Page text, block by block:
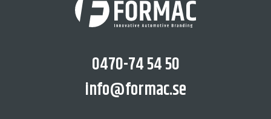
0470-74 54 50
info@formac.se